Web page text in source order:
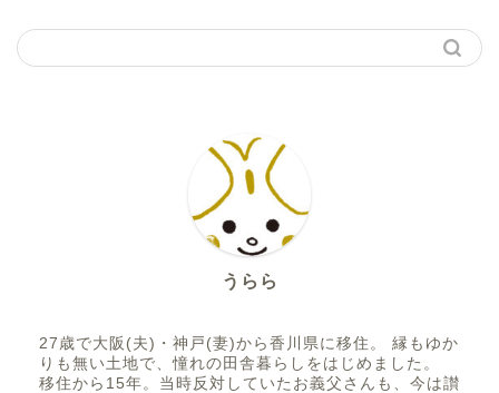
うらら
27歳で大阪(夫)・神戸(妻)から香川県に移住。 縁もゆか
りも無い土地で、憧れの田舎暮らしをはじめました。
移住から15年。当時反対していたお義父さんも、今は讃